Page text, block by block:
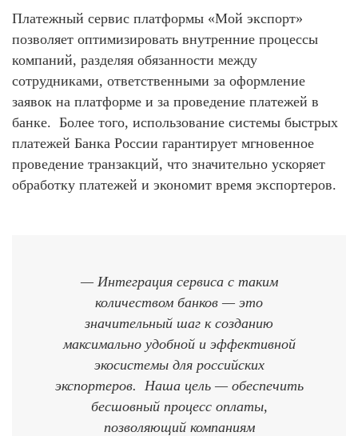
Платежный сервис платформы «Мой экспорт»
позволяет оптимизировать внутренние процессы
компаний, разделяя обязанности между
сотрудниками, ответственными за оформление
заявок на платформе и за проведение платежей в
банке. Более того, использование системы быстрых
платежей Банка России гарантирует мгновенное
проведение транзакций, что значительно ускоряет
обработку платежей и экономит время экспортеров.
— Интеграция сервиса с таким
количеством банков — это
значительный шаг к созданию
максимально удобной и эффективной
экосистемы для российских
экспортеров. Наша цель — обеспечить
бесшовный процесс оплаты,
позволяющий компаниям